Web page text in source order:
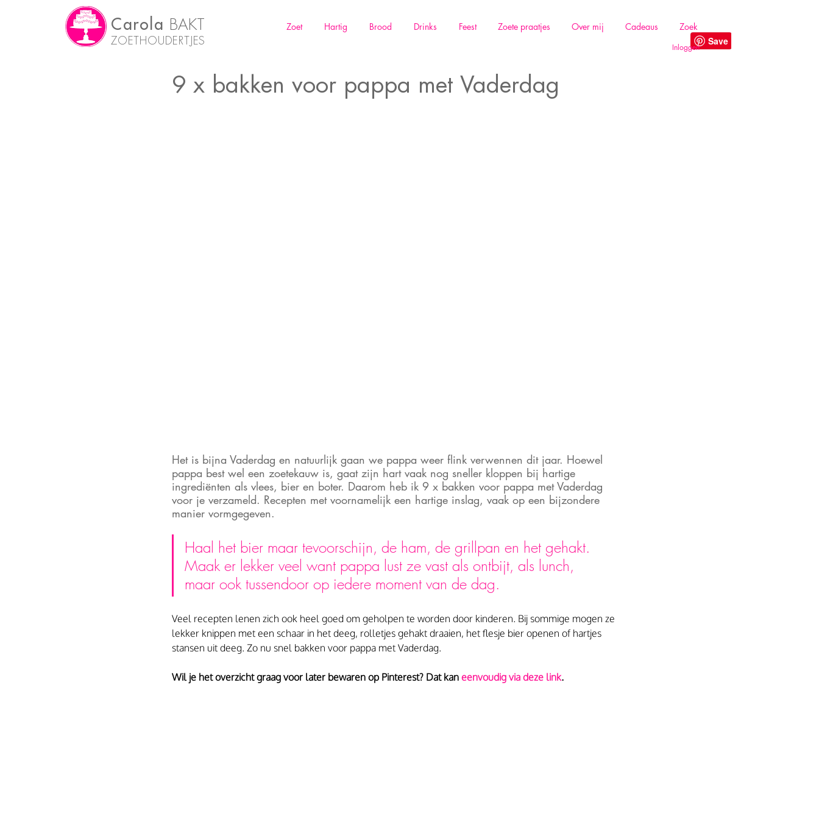
Carola BAKT
ZOETHOUDERTJES
Zoet Hartig Brood Drinks Feest Zoete praatjes Over mij Cadeaus Zoek
Inloggen
9 x bakken voor pappa met Vaderdag
Het is bijna Vaderdag en natuurlijk gaan we pappa weer flink verwennen dit jaar. Hoewel
pappa best wel een zoetekauw is, gaat zijn hart vaak nog sneller kloppen bij hartige
ingrediënten als vlees, bier en boter. Daarom heb ik 9 x bakken voor pappa met Vaderdag
voor je verzameld. Recepten met voornamelijk een hartige inslag, vaak op een bijzondere
manier vormgegeven.
Haal het bier maar tevoorschijn, de ham, de grillpan en het gehakt.
Maak er lekker veel want pappa lust ze vast als ontbijt, als lunch,
maar ook tussendoor op iedere moment van de dag.
Veel recepten lenen zich ook heel goed om geholpen te worden door kinderen. Bij sommige mogen ze
lekker knippen met een schaar in het deeg, rolletjes gehakt draaien, het flesje bier openen of hartjes
stansen uit deeg. Zo nu snel bakken voor pappa met Vaderdag.
Wil je het overzicht graag voor later bewaren op Pinterest? Dat kan eenvoudig via deze link.